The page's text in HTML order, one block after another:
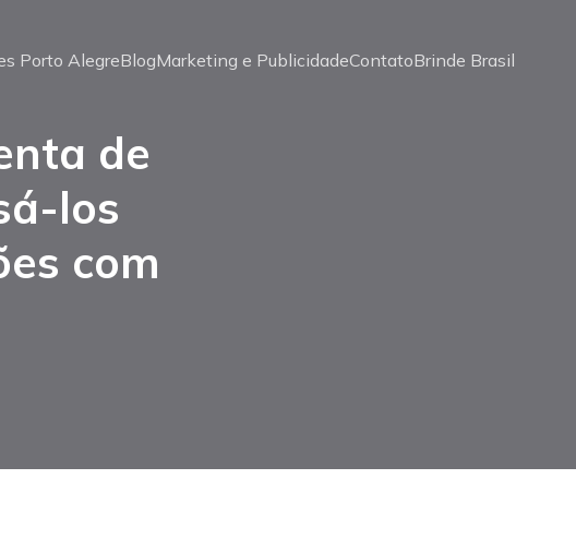
Porto AlegreBlogMarketing e PublicidadeContatoBrinde Brasil
de
los
com